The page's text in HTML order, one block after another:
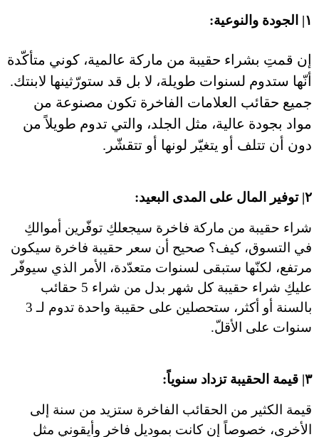
١| الجودة والنوعية:
إن قمتِ بشراء حقيبة من ماركة عالمية، كوني متأكّدة
أنّها ستدوم لسنوات طويلة، لا بل قد ستورّثينها لابنتك.
جميع حقائب العلامات الفاخرة تكون مصنوعة من
مواد بجودة عالية، مثل الجلد، والتي تدوم طويلاً من
دون أن تتلف أو يتغيّر لونها أو تتقشّر.
٢| توفير المال على المدى البعيد:
شراء حقيبة من ماركة فاخرة سيجعلكِ توفّرين أموالكِ
في التسوق، كيف؟ صحيح أن سعر حقيبة فاخرة سيكون
مرتفع، لكنّها ستبقى لسنوات متعدّدة، الأمر الذي سيوفّر
عليكِ شراء حقيبة كل شهر بدل من شراء 5 حقائب
بالسنة أو أكثر، ستحصلين على حقيبة واحدة تدوم لـ 3
سنوات على الأقلّ.
٣| قيمة الحقيبة تزداد سنوياً:
قيمة الكثير من الحقائب الفاخرة ستزيد من سنة إلى
الأخرى، خصوصاً إن كانت بموديل فاخر وأيقوني مثل